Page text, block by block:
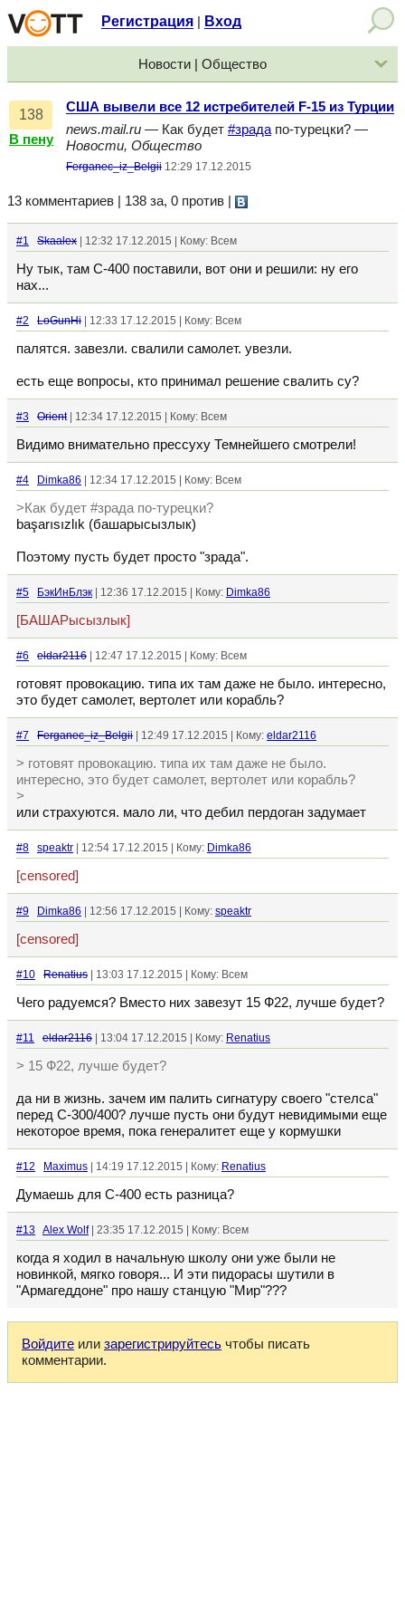
Регистрация Вход
Новости | Общество
138
В пену
США вывели все 12 истребителей F-15 из Турции
news.mail.ru — Как будет #зрада по-турецки? —
Новости, Общество
Ferganec_iz_Belgii 12:29 17.12.2015
13 комментариев | 138 за, 0 против
#1 Skaalex | 12:32 17.12.2015 | Кому: Всем
Ну тык, там С-400 поставили, вот они и решили: ну его
нах...
#2 LoGunHi | 12:33 17.12.2015 | Кому: Всем
палятся. завезли. свалили самолет. увезли.
есть еще вопросы, кто принимал решение свалить су?
#3 Orient| 12:34 17.12.2015 | Кому: Всем
Видимо внимательно прессуху Темнейшего смотрели!
#4 Dimka86 | 12:34 17.12.2015 | Кому: Всем
>Как будет #зрада по-турецки?
başarısızlık (башарысызлык)
Поэтому пусть будет просто "зрада".
#5 БэкИнБлэк | 12:36 17.12.2015 | Кому: Dimka86
[БАШАРысызлык]
#6 eldar2116 | 12:47 17.12.2015 | Кому: Всем
готовят провокацию. типа их там даже не было. интересно,
это будет самолет, вертолет или корабль?
#7 Ferganec_iz_Belgii | 12:49 17.12.2015 | Кому: eldar2116
> готовят провокацию. типа их там даже не было.
интересно, это будет самолет, вертолет или корабль?
>
или страхуются. мало ли, что дебил пердоган задумает
#8 speaktr | 12:54 17.12.2015 | Кому: Dimka86
[censored]
#9 Dimka86 | 12:56 17.12.2015 | Кому: speaktr
[censored]
#10 Renatius | 13:03 17.12.2015 | Кому: Всем
Чего радуемся? Вместо них завезут 15 Ф22, лучше будет?
#11 eldar2116 | 13:04 17.12.2015 | Кому: Renatius
> 15 Ф22, лучше будет?
да ни в жизнь. зачем им палить сигнатуру своего "стелса"
перед С-300/400? лучше пусть они будут невидимыми еще
некоторое время, пока генералитет еще у кормушки
#12 Maximus | 14:19 17.12.2015 | Кому: Renatius
Думаешь для С-400 есть разница?
#13 Alex Wolf| 23:35 17.12.2015 | Кому: Всем
когда я ходил в начальную школу они уже были не
новинкой, мягко говоря... И эти пидорасы шутили в
"Армагеддоне" про нашу станцую "Мир"???
Войдите или зарегистрируйтесь чтобы писать
комментарии.